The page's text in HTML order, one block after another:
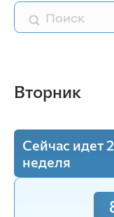
Вторник
Сейчас идет
неделя